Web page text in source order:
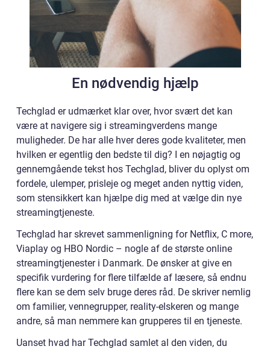
En nødvendig hjælp
Techglad er udmærket klar over, hvor svært det kan
være at navigere sig i streamingverdens mange
muligheder. De har alle hver deres gode kvaliteter, men
hvilken er egentlig den bedste til dig? I en nøjagtig og
gennemgående tekst hos Techglad, bliver du oplyst om
fordele, ulemper, prisleje og meget anden nyttig viden,
som stensikkert kan hjælpe dig med at vælge din nye
streamingtjeneste.
Techglad har skrevet sammenligning for Netflix, C more,
Viaplay og HBO Nordic – nogle af de største online
streamingtjenester i Danmark. De ønsker at give en
specifik vurdering for flere tilfælde af læsere, så endnu
flere kan se dem selv bruge deres råd. De skriver nemlig
om familier, vennegrupper, reality-elskeren og mange
andre, så man nemmere kan grupperes til en tjeneste.
Uanset hvad har Techglad samlet al den viden, du